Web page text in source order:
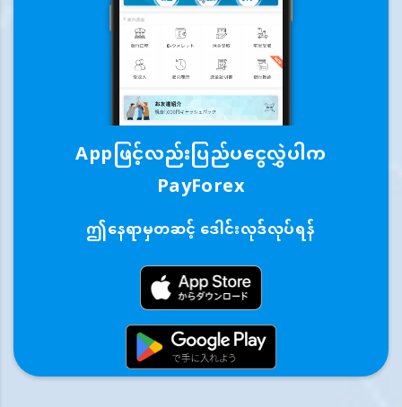
Appဖြင့်လည်းပြည်ပငွေလွှဲပါက
PayForex
ဤနေရာမှတဆင့် ဒေါင်းလုဒ်လုပ်ရန်